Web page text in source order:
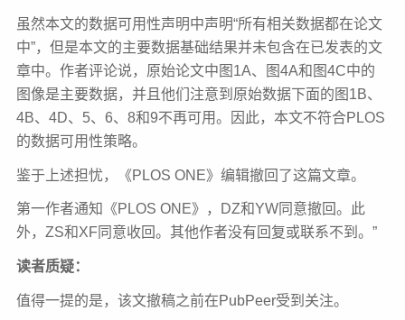
虽然本文的数据可用性声明中声明“所有相关数据都在论文
中”，但是本文的主要数据基础结果并未包含在已发表的文
章中。作者评论说，原始论文中图1A、图4A和图4C中的
图像是主要数据，并且他们注意到原始数据下面的图1B、
4B、4D、5、6、8和9不再可用。因此，本文不符合PLOS
的数据可用性策略。
鉴于上述担忧，《PLOS ONE》编辑撤回了这篇文章。
第一作者通知《PLOS ONE》，DZ和YW同意撤回。此
外，ZS和XF同意收回。其他作者没有回复或联系不到。”
读者质疑：
值得一提的是，该文撤稿之前在PubPeer受到关注。